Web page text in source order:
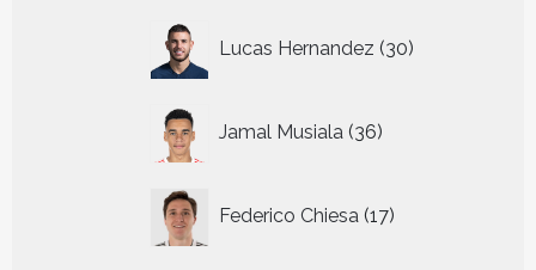
Lucas Hernandez 30
producten
Jamal Musiala 36
producten
Federico Chiesa 17
producten